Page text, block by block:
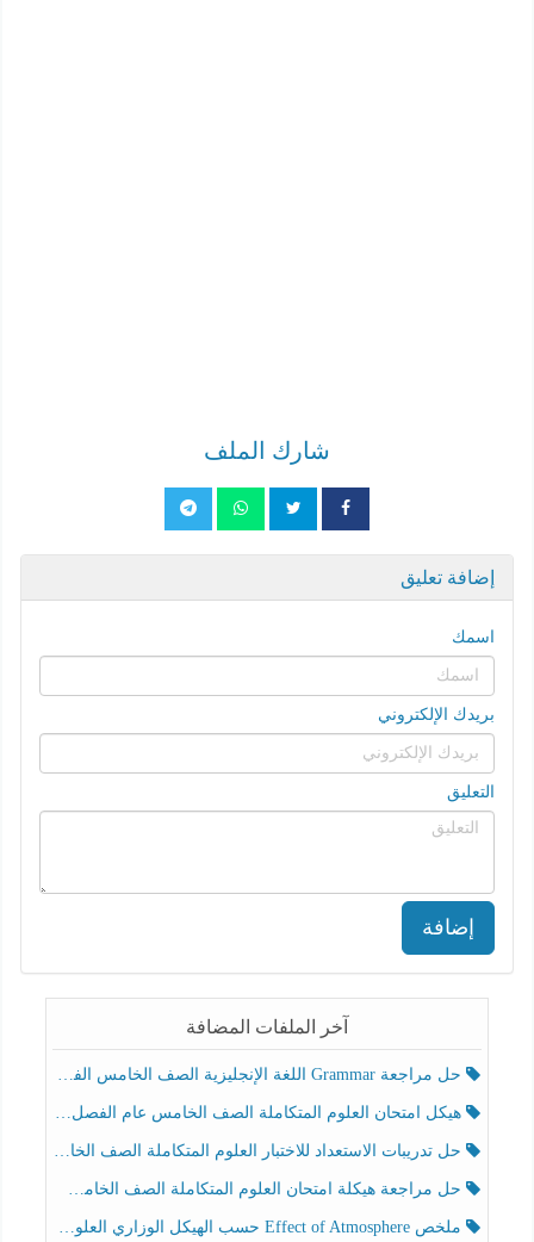
شارك الملف
إضافة تعليق
اسمك
بريدك الإلكتروني
التعليق
إضافة
آخر الملفات المضافة
حل مراجعة Grammar اللغة الإنجليزية الصف الخامس الفصل الثالث
هيكل امتحان العلوم المتكاملة الصف الخامس عام الفصل الدراسي الثالث 2025-2026
حل تدريبات الاستعداد للاختبار العلوم المتكاملة الصف الخامس عام الفصل الثالث
حل مراجعة هيكلة امتحان العلوم المتكاملة الصف الخامس انسبير الفصل الثالث
ملخص Effect of Atmosphere حسب الهيكل الوزاري العلوم المتكاملة الصف الخامس انسبير الفصل الثالث